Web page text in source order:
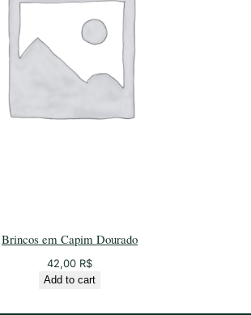
Brincos em Capim Dourado
42,00 R$
Add to cart